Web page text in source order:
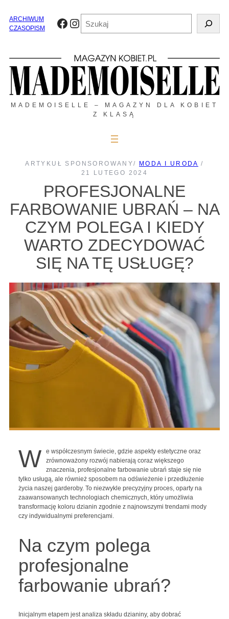
treściARCHIWUM
CZASOPISM
Facebook
Instagram
MADEMOISELLE – MAGAZYN DLA KOBIET
Z KLASĄ
ARTYKUŁ SPONSOROWANY/ MODA I URODA /
21 LUTEGO 2024
PROFESJONALNE
FARBOWANIE UBRAŃ – NA
CZYM POLEGA I KIEDY
WARTO ZDECYDOWAĆ
SIĘ NA TĘ USŁUGĘ?
W
e współczesnym świecie, gdzie aspekty estetyczne oraz
zrównoważony rozwój nabierają coraz większego
znaczenia, profesjonalne farbowanie ubrań staje się nie
tylko usługą, ale również sposobem na odświeżenie i przedłużenie
życia naszej garderoby. To niezwykle precyzyjny proces, oparty na
zaawansowanych technologiach chemicznych, który umożliwia
transformację koloru dzianin zgodnie z najnowszymi trendami mody
czy indywidualnymi preferencjami.
Na czym polega
profesjonalne
farbowanie ubrań?
Inicjalnym etapem jest analiza składu dzianiny, aby dobrać